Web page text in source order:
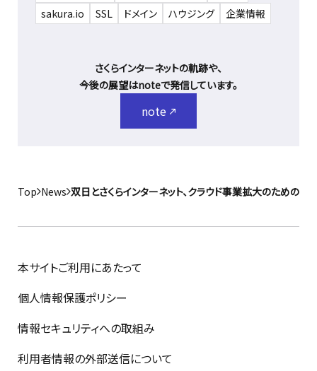
sakura.io
SSL ドメイン ハウジング 企業情報
さくらインターネットの軌跡や、
今後の展望はnoteで発信しています。
note
Top News 双日とさくらインターネット、クラウド事業拡大のため
本サイトご利用にあたって
個人情報保護ポリシー
情報セキュリティへの取組み
利用者情報の外部送信について